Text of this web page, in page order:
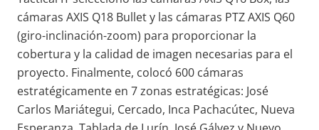
cámaras AXIS Q18 Bullet y las cámaras PTZ AXIS Q60
(giro-inclinación-zoom) para proporcionar la
cobertura y la calidad de imagen necesarias para el
proyecto. Finalmente, colocó 600 cámaras
estratégicamente en 7 zonas estratégicas: José
Carlos Mariátegui, Cercado, Inca Pachacútec, Nueva